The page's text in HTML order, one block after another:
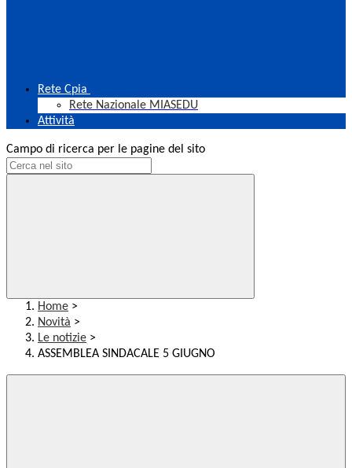
Rete Cpia
Rete Nazionale MIASEDU
Attività
Campo di ricerca per le pagine del sito
Home >
Novità >
Le notizie >
ASSEMBLEA SINDACALE 5 GIUGNO